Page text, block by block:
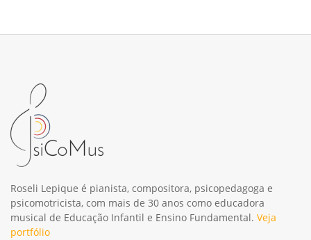
Roseli Lepique é pianista, compositora, psicopedagoga e
psicomotricista, com mais de 30 anos como educadora
musical de Educação Infantil e Ensino Fundamental. Veja
portfólio